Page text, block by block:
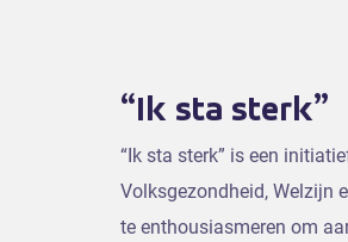
“Ik sta sterk”
“Ik sta sterk” is een
Volksgezondheid, Welzijn
te enthousiasmeren om